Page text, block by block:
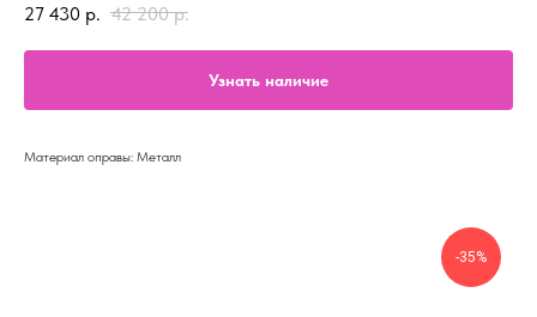
27 430 р. 42 200 р.
Узнать наличие
Материал оправы: Металл
-35%